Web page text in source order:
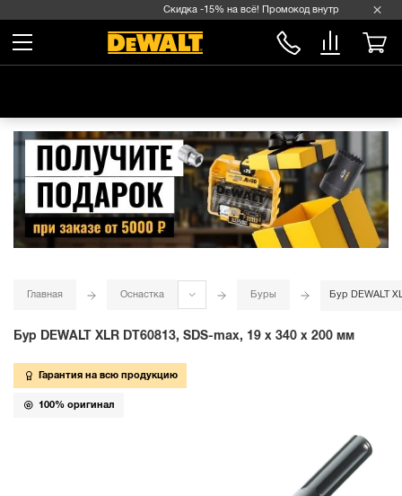
Скидка -15% на всё! Промокод внутри →
Главная Оснастка Буры Бур DEWALT
Бур DEWALT XLR DT60813, SDS-max, 19 x 340 x 200 мм
Гарантия на всю продукцию
100% оригинал